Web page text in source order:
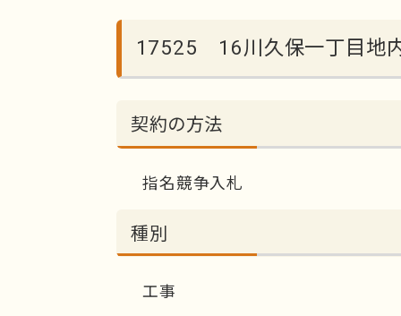
17525 16川久保一丁目地
契約の方法
指名競争入札
種別
工事